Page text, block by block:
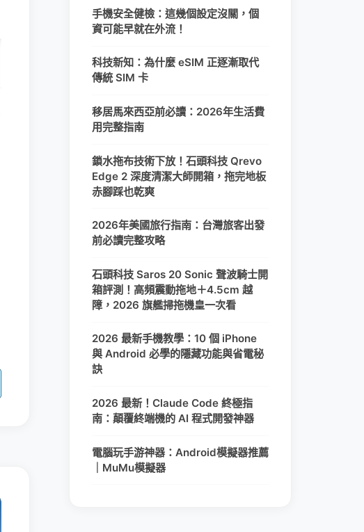
手機安全健檢：這幾個設定沒關，個
資可能早就在外流！
科技新知：為什麼 eSIM 正逐漸取代
傳統 SIM 卡
移居馬來西亞前必讀：2026年生活費
用完整指南
鎖水拖布技術下放！石頭科技 Qrevo
Edge 2 深度清潔大師開箱，拖完地板
赤腳踩也乾爽
2026年美國旅行指南：台灣旅客出發
前必讀完整攻略
石頭科技 Saros 20 Sonic 聲波騎士開
箱評測！高頻震動拖地＋4.5cm 越
障，2026 旗艦掃拖機皇一次看
2026 最新手機教學：10 個 iPhone
與 Android 必學的隱藏功能與省電秘
訣
2026 最新！Claude Code 終極指
南：顛覆終端機的 AI 程式開發神器
電腦玩手游神器：Android模擬器推薦
｜MuMu模擬器